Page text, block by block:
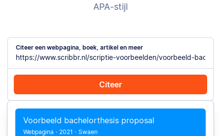
APA-stijl
Citeer een webpagina, boek, artikel en meer
Citeer
Citeer met Chrome Citeer handmatig
Voorbeeld bachelorthesis proposal
Webpagina · 2021 · Swaen